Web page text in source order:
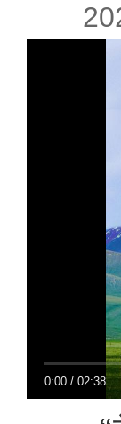
0:00 /02:38